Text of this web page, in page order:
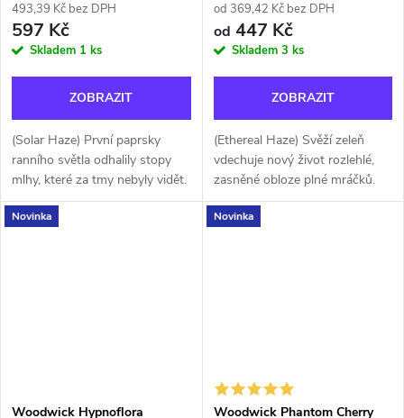
493,39 Kč bez DPH
597 Kč
Skladem 1 ks
ZOBRAZIT
(Solar Haze) První paprsky
ranního světla odhalily stopy
mlhy, které za tmy nebyly vidět.
Vůně šumivých citrusů,
grapefruitové dužiny a liči
od 369,42 Kč bez DPH
od 447 Kč
Skladem 3 ks
ZOBRAZIT
(Ethereal Haze) Svěží zeleň
vdechuje nový život rozlehlé,
zasněné obloze plné mráčků.
Vůně jemného fenyklu,
šťavnatých citrusů a cukrového
Novinka
Woodwick Hypnoflora
Novinka
Woodwick Phantom Cherry